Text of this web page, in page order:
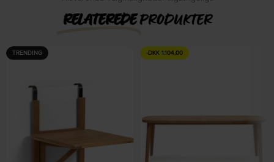
RELATEREDEPRODUKTER
TRENDING -DKK 1.104,00